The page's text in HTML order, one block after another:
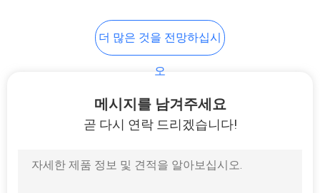
CAT7 패치 코드
더 많은 것을 전망하십시
오
메시지를 남겨주세요
곧 다시 연락 드리겠습니다!